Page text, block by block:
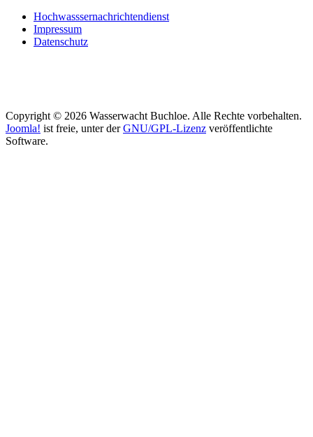
Hochwasssernachrichtendienst
Impressum
Datenschutz
Copyright © 2026 Wasserwacht Buchloe. Alle Rechte vorbehalten.
Joomla! ist freie, unter derGNU/GPL-Lizenz veröffentlichte
Software.